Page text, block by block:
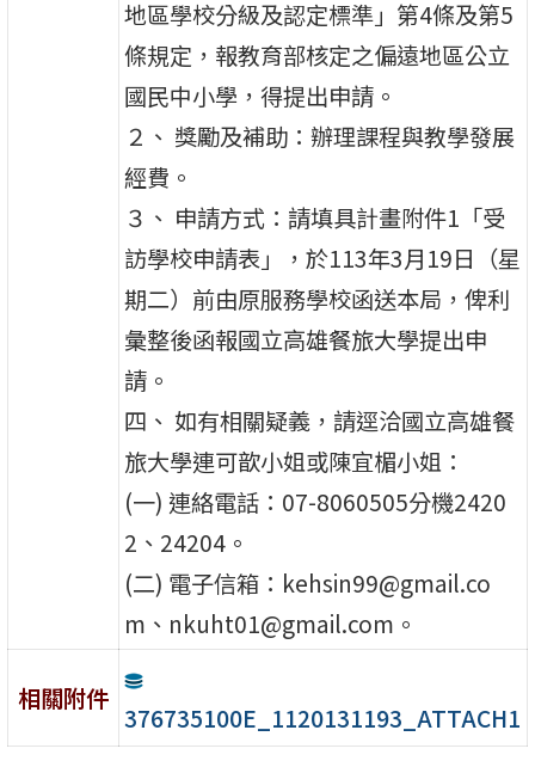
地區學校分級及認定標準」第4條及第5
條規定，報教育部核定之偏遠地區公立
國民中小學，得提出申請。
２、 獎勵及補助：辦理課程與教學發展
經費。
３、 申請方式：請填具計畫附件1「受
訪學校申請表」，於113年3月19日（星
期二）前由原服務學校函送本局，俾利
彙整後函報國立高雄餐旅大學提出申
請。
四、 如有相關疑義，請逕洽國立高雄餐
旅大學連可歆小姐或陳宜楣小姐：
(一) 連絡電話：07-8060505分機2420
2、24204。
(二) 電子信箱：kehsin99@gmail.co
m、nkuht01@gmail.com。
相關附件
376735100E_1120131193_ATTACH1